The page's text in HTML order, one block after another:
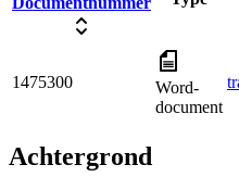
1475300
Word-
document
Achtergrond